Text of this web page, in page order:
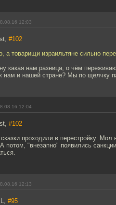
12:03
#102
а товарищи израильтяне сильно
какая нам разница, о чём
нам и нашей стране? Мы по щелчку
12:04
#102
проходили в перестройку.
потом, "внезапно" появились
12:13
#95